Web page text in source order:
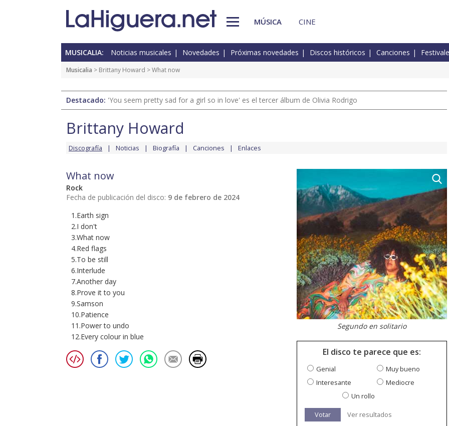
MÚSICA CINE
MUSICALIA: Noticias musicales Novedades Próximas novedades Discos históricos Canciones
Musicalia > Brittany Howard > What now
Destacado: 'You seem pretty sad for a girl so in love' es el tercer álbum de Olivia Rodrigo
Brittany Howard
Discografía Noticias Biografía Canciones Enlaces
What now
Rock
Fecha de publicación del disco: 9 de febrero de 2024
1.Earth sign
2.I don't
3.What now
4.Red flags
5.To be still
6.Interlude
7.Another day
8.Prove it to you
9.Samson
10.Patience
11.Power to undo
12.Every colour in blue
Segundo en solitario
El disco te parece que es:
Genial
Muy bueno
Interesante
Mediocre
Un rollo
Votar Ver resultados